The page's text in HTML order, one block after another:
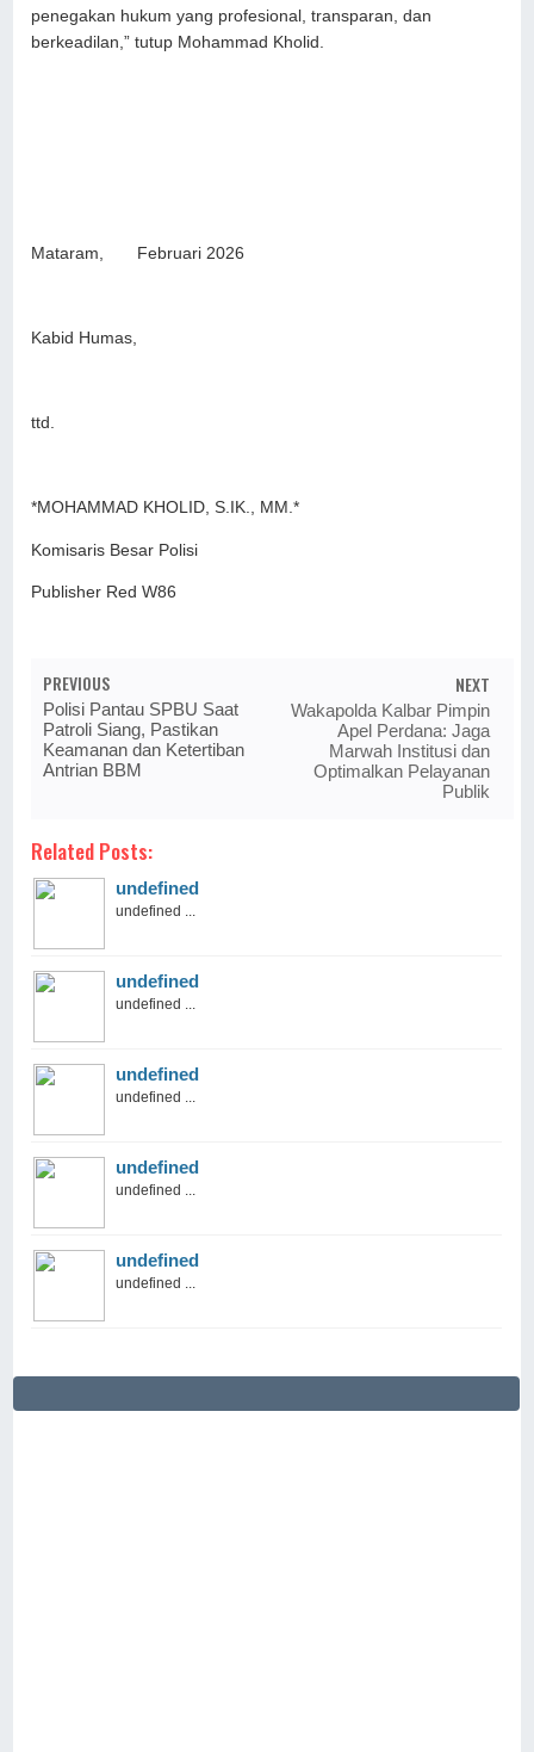
penegakan hukum yang profesional, transparan, dan
berkeadilan,” tutup Mohammad Kholid.
Mataram, Februari 2026
Kabid Humas,
ttd.
*MOHAMMAD KHOLID, S.IK., MM.*
Komisaris Besar Polisi
Publisher Red W86
PREVIOUS
Polisi Pantau SPBU Saat
Patroli Siang, Pastikan
Keamanan dan Ketertiban
Antrian BBM
NEXT
Wakapolda Kalbar Pimpin
Apel Perdana: Jaga
Marwah Institusi dan
Optimalkan Pelayanan
Publik
Related Posts:
undefined
undefined ...
undefined
undefined ...
undefined
undefined ...
undefined
undefined ...
undefined
undefined ...